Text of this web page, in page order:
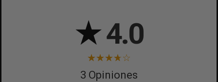
★4.0
3 Opiniones